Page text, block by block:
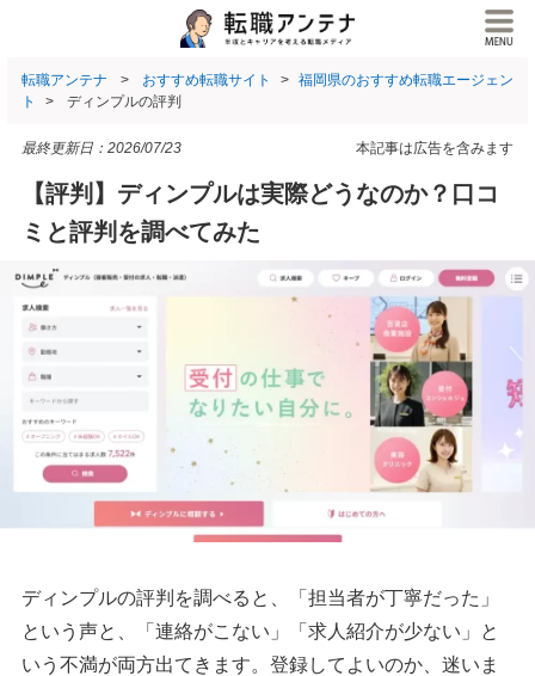
転職アンテナ おすすめ転職サイト
福岡県のおすすめ転職エージェン
ト
ディンプルの評判
本記事は広告を含みます
最終更新日： 2026/07/23
【評判】ディンプルは実際どうなのか？口コ
ミと評判を調べてみた
ディンプルの評判を調べると、「担当者が丁寧だった」
という声と、「連絡がこない」「求人紹介が少ない」と
いう不満が両方出てきます。登録してよいのか、迷いま